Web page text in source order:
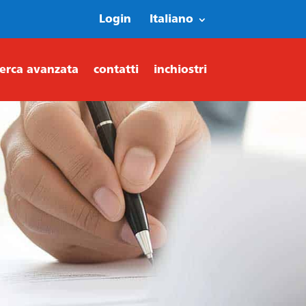
Login Italiano
avanzata contatti inchiostri